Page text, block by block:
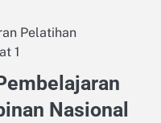
Pelatihan
1
Nasional